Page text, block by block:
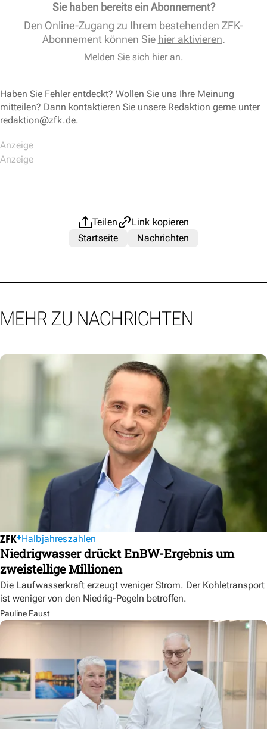
Sie haben bereits ein Abonnement?
Den Online-Zugang zu Ihrem bestehenden ZFK-
Abonnement können Sie hier aktivieren.
Melden Sie sich hier an.
Haben Sie Fehler entdeckt? Wollen Sie uns Ihre Meinung
mitteilen? Dann kontaktieren Sie unsere Redaktion gerne unter
redaktion@zfk.de.
Teilen
Link kopieren
Startseite
Nachrichten
MEHR ZU NACHRICHTEN
Halbjahreszahlen
Niedrigwasser drückt EnBW-Ergebnis um
zweistellige Millionen
Die Laufwasserkraft erzeugt weniger Strom. Der Kohletransport
ist weniger von den Niedrig-Pegeln betroffen.
Pauline Faust